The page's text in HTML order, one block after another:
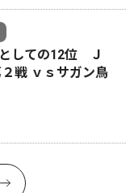
しての12位 Ｊ
戦 ｖｓサガン鳥